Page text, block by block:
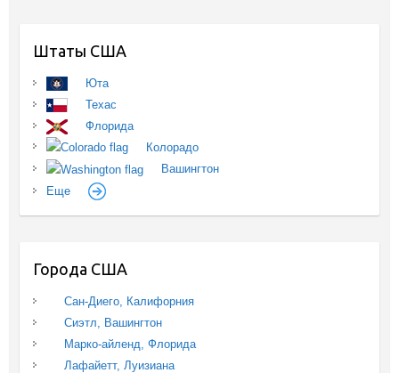
Штаты США
Юта
Техас
Флорида
Колорадо
Вашингтон
Еще
Города США
Сан-Диего, Калифорния
Сиэтл, Вашингтон
Марко-айленд, Флорида
Лафайетт, Луизиана